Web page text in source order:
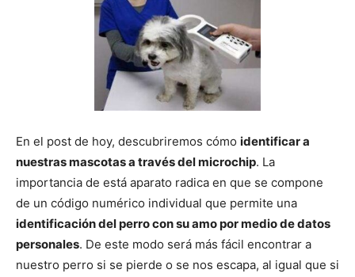
Razas
de
Perros
–
En el post de hoy, descubriremos cómo identificar a
nuestras mascotas a través del microchip. La
importancia de está aparato radica en que se compone
de un código numérico individual que permite una
identificación del perro con su amo por medio de datos
personales. De este modo será más fácil encontrar a
nuestro perro si se pierde o se nos escapa, al igual que si